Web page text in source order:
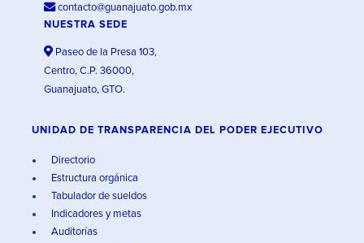
contacto@guanajuato.gob.mx
NUESTRA SEDE
Paseo de la Presa 103,
Centro, C.P. 36000,
Guanajuato, GTO.
UNIDAD DE TRANSPARENCIA DEL PODER EJECUTIVO
Directorio
Estructura orgánica
Tabulador de sueldos
Indicadores y metas
Auditorías